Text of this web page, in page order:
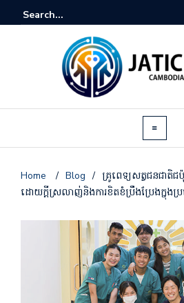
Home / Blog / គ្រូពេទ្យសត្វជនជាតិជប៉ុ
ដោយក្តីស្រលាញ់និងការខិតខំប្រឹងប្រែងក្នុងប្រ